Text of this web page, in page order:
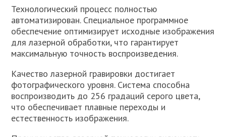
Технологический процесс полностью
автоматизирован. Специальное программное
обеспечение оптимизирует исходные изображения
для лазерной обработки, что гарантирует
максимальную точность воспроизведения.
Качество лазерной гравировки достигает
фотографического уровня. Система способна
воспроизводить до 256 градаций серого цвета,
что обеспечивает плавные переходы и
естественность изображения.